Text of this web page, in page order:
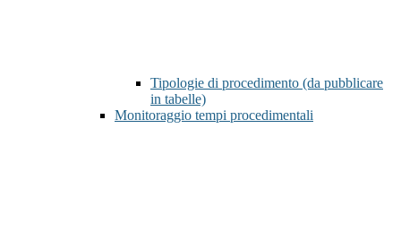
Tipologie di procedimento (da pubblicare
in tabelle)
Monitoraggio tempi procedimentali